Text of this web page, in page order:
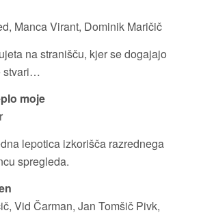
Manca Virant, Dominik Maričič
na stranišču, kjer se dogajajo
stvari…
moje
lepotica izkorišča razrednega
spregleda.
Vid Čarman, Jan Tomšič Pivk,